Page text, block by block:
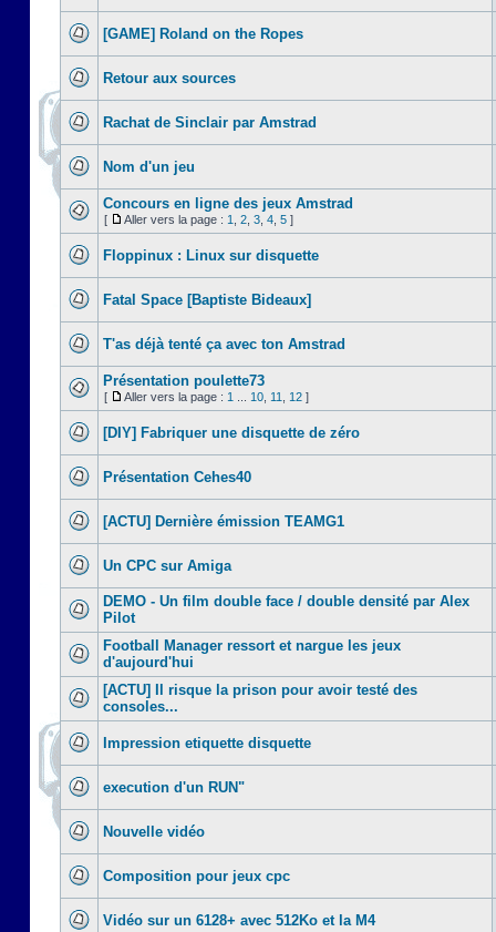
[GAME] Roland on the Ropes
Retour aux sources
Rachat de Sinclair par Amstrad
Nom d'un jeu
Concours en ligne des jeux Amstrad
[ Aller vers la page : 1 2 3 4 5 ]
Floppinux : Linux sur disquette
Fatal Space [Baptiste Bideaux]
T'as déjà tenté ça avec ton Amstrad
Présentation poulette73
[ Aller vers la page : 1 10 11 12 ]
[DIY] Fabriquer une disquette de zéro
Présentation Cehes40
[ACTU] Dernière émission TEAMG1
Un CPC sur Amiga
DEMO - Un film double face / double densité par Alex
Pilot
Football Manager ressort et nargue les jeux
d'aujourd'hui
[ACTU] Il risque la prison pour avoir testé des
consoles...
Impression etiquette disquette
execution d'un RUN"
Nouvelle vidéo
Composition pour jeux cpc
Vidéo sur un 6128+ avec 512Ko et la M4